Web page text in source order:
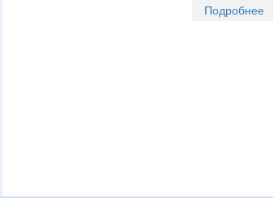
Подробнее